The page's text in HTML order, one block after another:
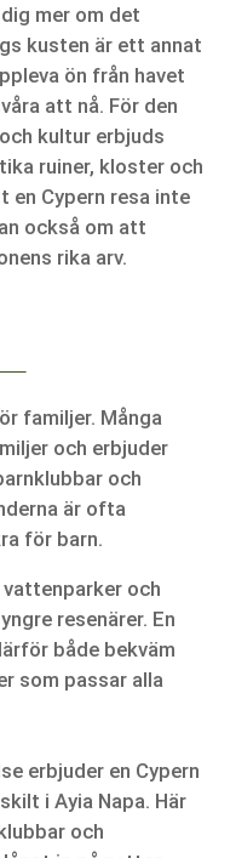
mer om det
kusten är ett annat
ön från havet
att nå. För den
kultur erbjuds
ruiner, kloster och
Cypern resa inte
också om att
rika arv.
familjer. Många
och erbjuder
och
är ofta
för barn.
och
resenärer. En
både bekväm
som passar alla
erbjuder en Cypern
i Ayia Napa. Här
och